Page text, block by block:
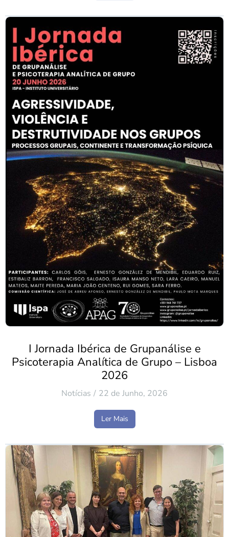
I Jornada Ibérica de Grupanálise e
Psicoterapia Analítica de Grupo – Lisboa
2026
Notícias 22 de Junho, 2026
Ler Mais